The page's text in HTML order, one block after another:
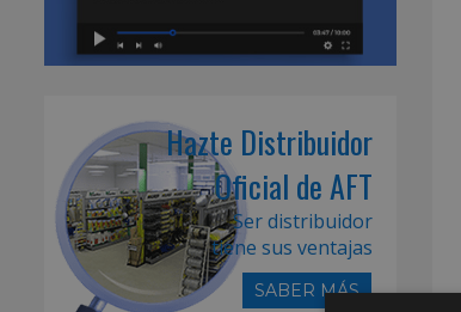
Hazte Distribuidor
Oficial de AFT
Ser distribuidor
tiene sus ventajas
SABER MÁS